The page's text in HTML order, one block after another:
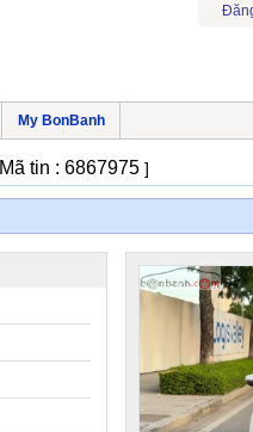
My BonBanh
Mã tin : 6867975 ]